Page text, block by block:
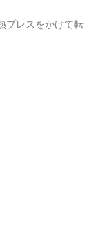
＿
ケル
プレスをかけて転